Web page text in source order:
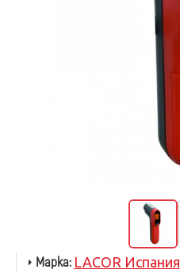
Марка: LACOR Испания